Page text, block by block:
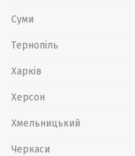
Суми
Тернопіль
Харків
Херсон
Хмельницький
Черкаси